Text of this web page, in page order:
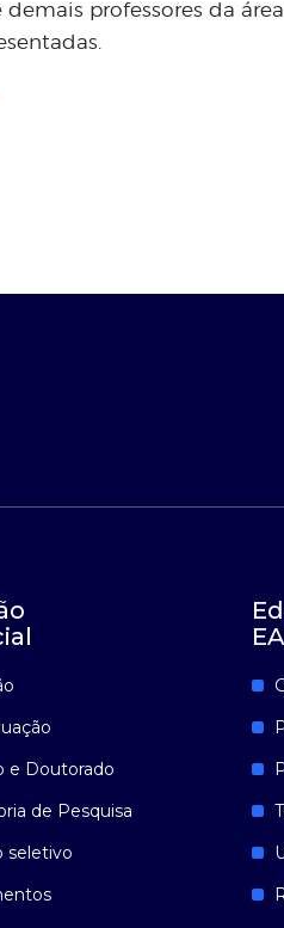
professores da
e Doutorado
de Pesquisa
seletivo